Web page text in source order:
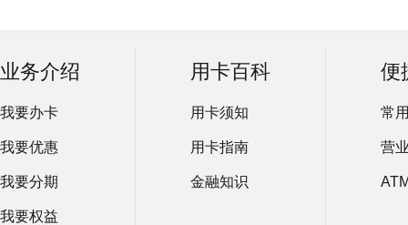
业务介绍
我要办卡
我要优惠
我要分期
我要权益
用卡百科
用卡须知
用卡指南
金融知识
便
常
营